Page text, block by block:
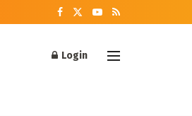
Login